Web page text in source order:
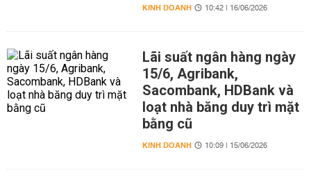
KINH DOANH 10:42 | 16/06/2026
Lãi suất ngân hàng ngày
15/6, Agribank,
Sacombank, HDBank và
loạt nhà băng duy trì mặt
bằng cũ
KINH DOANH 10:09 | 15/06/2026